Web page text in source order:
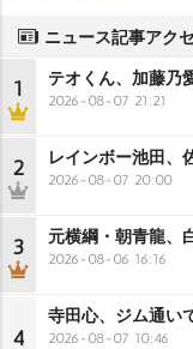
ニュース記事アク
1 テオくん、加藤乃
2026-08-07 21:21
2 レインボー池田、
2026-08-07 20:00
3 元横綱・朝青龍、
2026-08-06 16:16
4
寺田心、ジム通い
2026-08-07 10:46